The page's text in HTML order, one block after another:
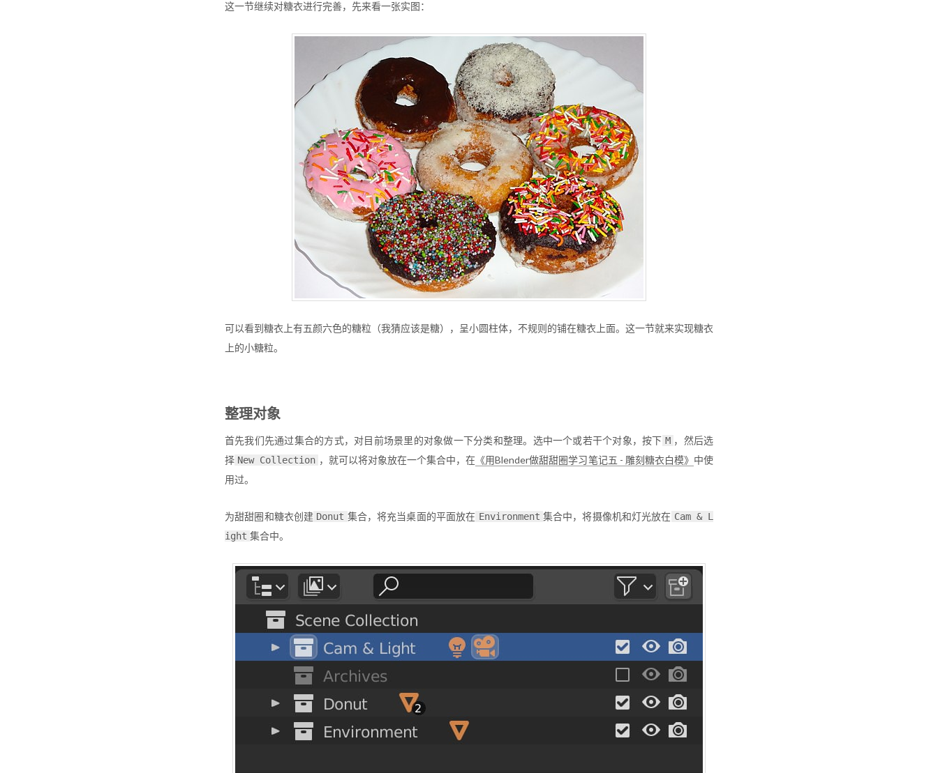
这一节继续对糖衣进行完善，先来看一张实图：
可以看到糖衣上有五颜六色的糖粒（我猜应该是糖），呈小圆柱体，不规则的铺在糖衣上面。这一节就来实现糖衣
上的小糖粒。
整理对象
首先我们先通过集合的方式，对目前场景里的对象做一下分类和整理。选中一个或若干个对象，按下 M ，然后选
择 New Collection ，就可以将对象放在一个集合中，在 《用Blender做甜甜圈学习笔记五 - 雕刻糖衣白模》 中使
用过。
为甜甜圈和糖衣创建 Donut 集合，将充当桌面的平面放在 Environment 集合中，将摄像机和灯光放在 Cam & L
ight 集合中。